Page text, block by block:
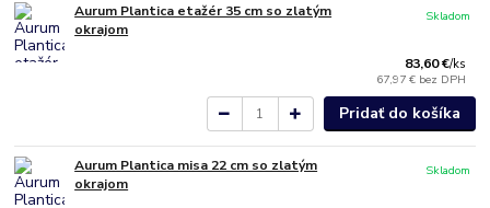
Aurum Plantica etažér 35 cm so zlatým
okrajom
83,60 €/ks
67,97 € bez DPH
Skladom
Pridať do košíka
Aurum Plantica misa 22 cm so zlatým
okrajom
Skladom